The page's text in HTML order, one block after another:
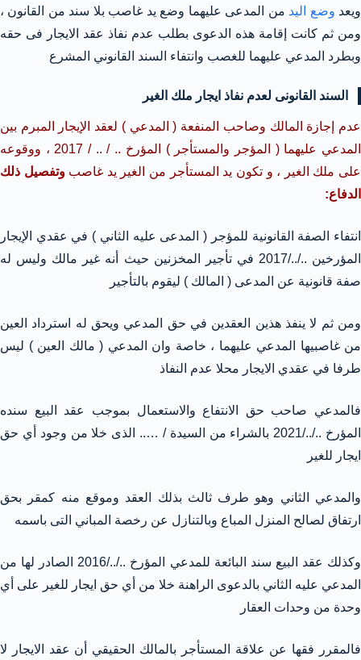
ويعد وضع اليد من المدعى عليهما وضع يد غاصب بلا سند من القانون ،
ومن ثم كانت إقامة هذه الدعوى بطلب عدم نفاذ عقد الايجار فى حقه
وبطرد المدعي عليهما للغصب وانتفاء السند القانوني المشرع
السند القانونى لعدم نفاذ ايجار ملك الغير
عدم إجازة المالك وصاحب المنفعة ( المدعي ) لعقد الإيجار المبرم بين
المدعي عليهما ( المؤجر والمستأجر ) المؤرخ .. / .. / 2017 ، ووقوعه
على ملك الغير ، و تكون يد المستأجر من الغير يد غاصبوتفصيل ذلك
الدفاع:
انتفاء الصفة القانونية للمؤجر ( المدعى عليه الثاني ) في عقدي الإيجار
المؤرخين ../../2017 في تأجير المخزنين حيث أنه غير مالك وليس له
صفة قانونية عن المدعى ( المالك ) ليقوم بالتأجير
ومن ثم لا ينفذ هذين العقدين في حق المدعي ويحق له استرداد العين
من غاصبيها المدعي عليهما ، خاصة وان المدعي ( مالك العين ) ليس
طرفا في عقدي الايجار محلا عدم النفاذ
فالمدعي صاحب حق الانتفاع والاستعمال بموجب عقد البيع سنده
المؤرخ ../../2021 بالشراء من السيدة / ….. الذى خلا من وجود أي حق
ايجار للغير
والمدعي الثاني وهو طرف ثالث بذلك العقد وموقع منه كمقر بحق
ارتفاق لصالح المنزل المباع وبالتنازل عن رخصة المباني التى باسمه
وكذلك عقد البيع سند البائعة للمدعي المؤرخ ../../2016 الصادر لها من
المدعي عليه الثاني بالدعوى الراهنة خلا من أي حق ايجار للغير على أي
وحدة من وحدات العقار
فالمقرر فقها عن علاقة المستأجر بالمالك الحقيقي أن عقد الايجار لا